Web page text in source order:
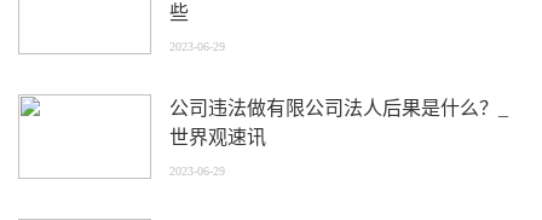
些
2023-06-29
公司违法做有限公司法人后果是什么？_
世界观速讯
2023-06-29